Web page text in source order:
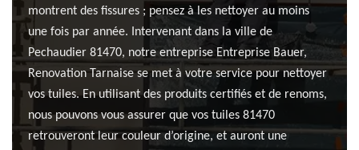
montrent des fissures ; pensez à les nettoyer au moins
une fois par année. Intervenant dans la ville de
Pechaudier 81470, notre entreprise Entreprise Bauer,
Renovation Tarnaise se met à votre service pour nettoyer
vos tuiles. En utilisant des produits certifiés et de renoms,
nous pouvons vous assurer que vos tuiles 81470
retrouveront leur couleur d’origine, et auront une